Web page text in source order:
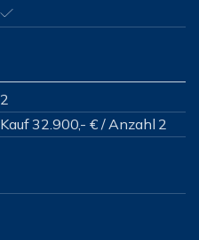
2
Kauf 32.900,- € / Anzahl 2